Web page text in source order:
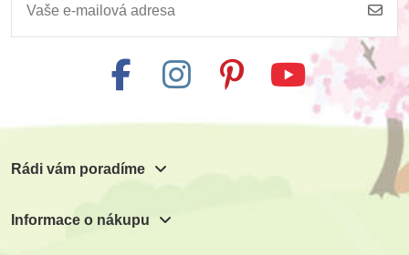
Rádi vám poradíme
Informace o nákupu